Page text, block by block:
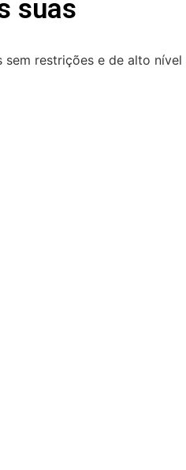
suas
restrições e de alto nível